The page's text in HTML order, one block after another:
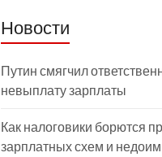
Новости
Путин смягчил
невыплату зарплаты
Как налоговики борются
зарплатных схем и